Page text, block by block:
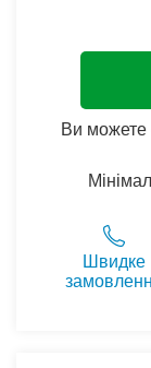
Ви можете
Швидке